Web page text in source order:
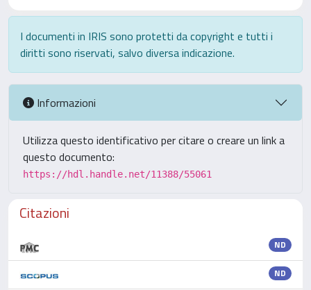
I documenti in IRIS sono protetti da copyright e tutti i
diritti sono riservati, salvo diversa indicazione.
Informazioni
Utilizza questo identificativo per citare o creare un link a
questo documento:
https://hdl.handle.net/11388/55061
Citazioni
ND
ND